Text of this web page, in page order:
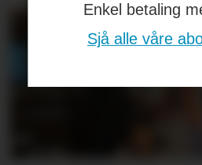
Enkel betaling
Sjå alle våre